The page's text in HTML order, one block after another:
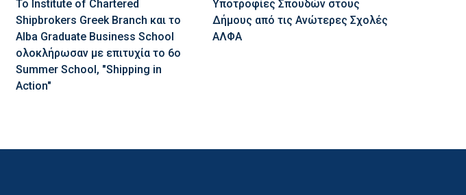
Το Institute of Chartered
Shipbrokers Greek Branch και το
Alba Graduate Business School
ολοκλήρωσαν με επιτυχία το 6ο
Summer School, "Shipping in
Action"
Υποτροφίες Σπουδών στους
Δήμους από τις Ανώτερες Σχολές
ΑΛΦΑ